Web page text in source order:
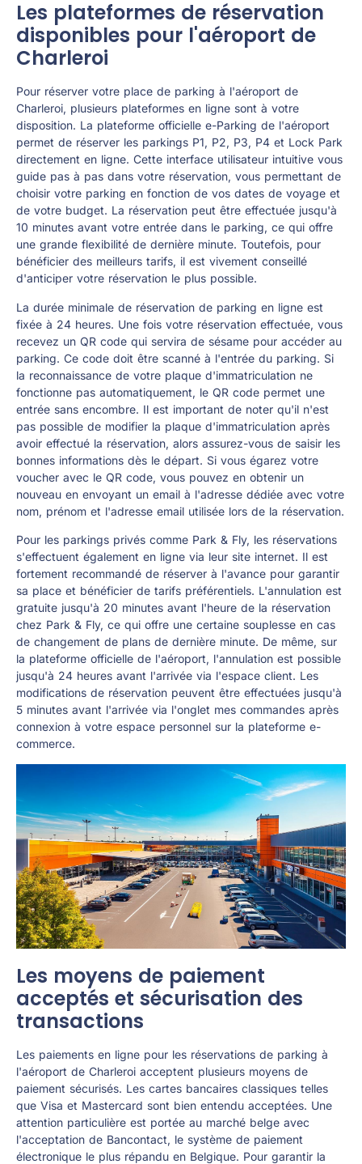
Les plateformes de réservation
disponibles pour l'aéroport de
Charleroi
Pour réserver votre place de parking à l'aéroport de
Charleroi, plusieurs plateformes en ligne sont à votre
disposition. La plateforme officielle e-Parking de l'aéroport
permet de réserver les parkings P1, P2, P3, P4 et Lock Park
directement en ligne. Cette interface utilisateur intuitive vous
guide pas à pas dans votre réservation, vous permettant de
choisir votre parking en fonction de vos dates de voyage et
de votre budget. La réservation peut être effectuée jusqu'à
10 minutes avant votre entrée dans le parking, ce qui offre
une grande flexibilité de dernière minute. Toutefois, pour
bénéficier des meilleurs tarifs, il est vivement conseillé
d'anticiper votre réservation le plus possible.
La durée minimale de réservation de parking en ligne est
fixée à 24 heures. Une fois votre réservation effectuée, vous
recevez un QR code qui servira de sésame pour accéder au
parking. Ce code doit être scanné à l'entrée du parking. Si
la reconnaissance de votre plaque d'immatriculation ne
fonctionne pas automatiquement, le QR code permet une
entrée sans encombre. Il est important de noter qu'il n'est
pas possible de modifier la plaque d'immatriculation après
avoir effectué la réservation, alors assurez-vous de saisir les
bonnes informations dès le départ. Si vous égarez votre
voucher avec le QR code, vous pouvez en obtenir un
nouveau en envoyant un email à l'adresse dédiée avec votre
nom, prénom et l'adresse email utilisée lors de la réservation.
Pour les parkings privés comme Park & Fly, les réservations
s'effectuent également en ligne via leur site internet. Il est
fortement recommandé de réserver à l'avance pour garantir
sa place et bénéficier de tarifs préférentiels. L'annulation est
gratuite jusqu'à 20 minutes avant l'heure de la réservation
chez Park & Fly, ce qui offre une certaine souplesse en cas
de changement de plans de dernière minute. De même, sur
la plateforme officielle de l'aéroport, l'annulation est possible
jusqu'à 24 heures avant l'arrivée via l'espace client. Les
modifications de réservation peuvent être effectuées jusqu'à
5 minutes avant l'arrivée via l'onglet mes commandes après
connexion à votre espace personnel sur la plateforme e-
commerce.
Les moyens de paiement
acceptés et sécurisation des
transactions
Les paiements en ligne pour les réservations de parking à
l'aéroport de Charleroi acceptent plusieurs moyens de
paiement sécurisés. Les cartes bancaires classiques telles
que Visa et Mastercard sont bien entendu acceptées. Une
attention particulière est portée au marché belge avec
l'acceptation de Bancontact, le système de paiement
électronique le plus répandu en Belgique. Pour garantir la